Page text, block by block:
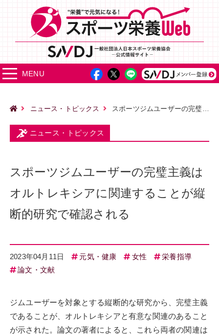
MENU
ニュース・トピックス スポーツジムユーザーの完璧主義はオルトレキシアに関連することが縦断的研究で確認される
ニュース・トピックス
スポーツジムユーザーの完璧主義は
オルトレキシアに関連することが縦
断的研究で確認される
2023年04月11日 元気・健康 女性
栄養指導
論文・文献
ジムユーザーを対象とする縦断的な研究から、完璧主義
であることが、オルトレキシアと有意な関連のあること
が示された。論文の著者によると、これら両者の関連は